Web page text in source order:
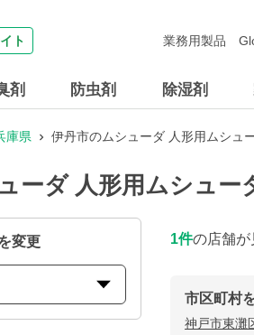
ト
剤 防虫剤 除湿剤
業務用製品
庫県 伊丹市のムシューダ 人形用ムシュ
ーダ 人形用ムシュー
変更 1件の店舗が
市区町村
神戸市東灘